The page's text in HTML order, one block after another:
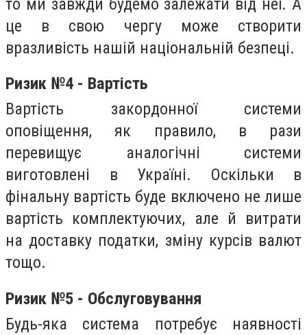
то ми завжди будемо залежати від неї. А
це в свою чергу може створити
вразливість нашій національній безпеці.
Ризик №4 - Вартість
Вартість закордонної системи
оповіщення, як правило, в рази
перевищує аналогічні системи
виготовлені в Україні. Оскільки в
фінальну вартість буде включено не лише
вартість комплектуючих, але й витрати
на доставку податки, зміну курсів валют
тощо.
Ризик №5 - Обслуговування
Будь-яка система потребує наявності